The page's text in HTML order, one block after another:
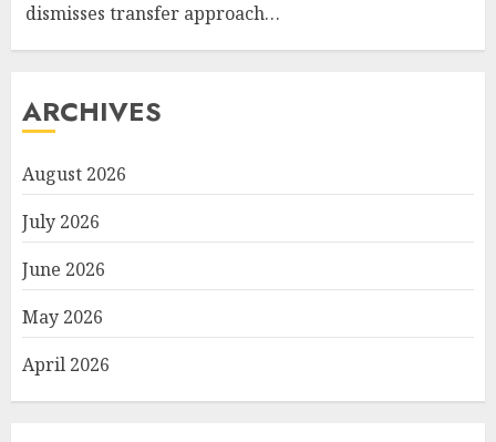
dismisses transfer approach…
ARCHIVES
August 2026
July 2026
June 2026
May 2026
April 2026